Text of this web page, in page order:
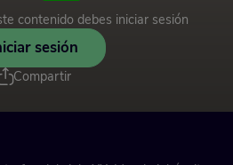
contenido debes iniciar sesión
sesión
Compartir